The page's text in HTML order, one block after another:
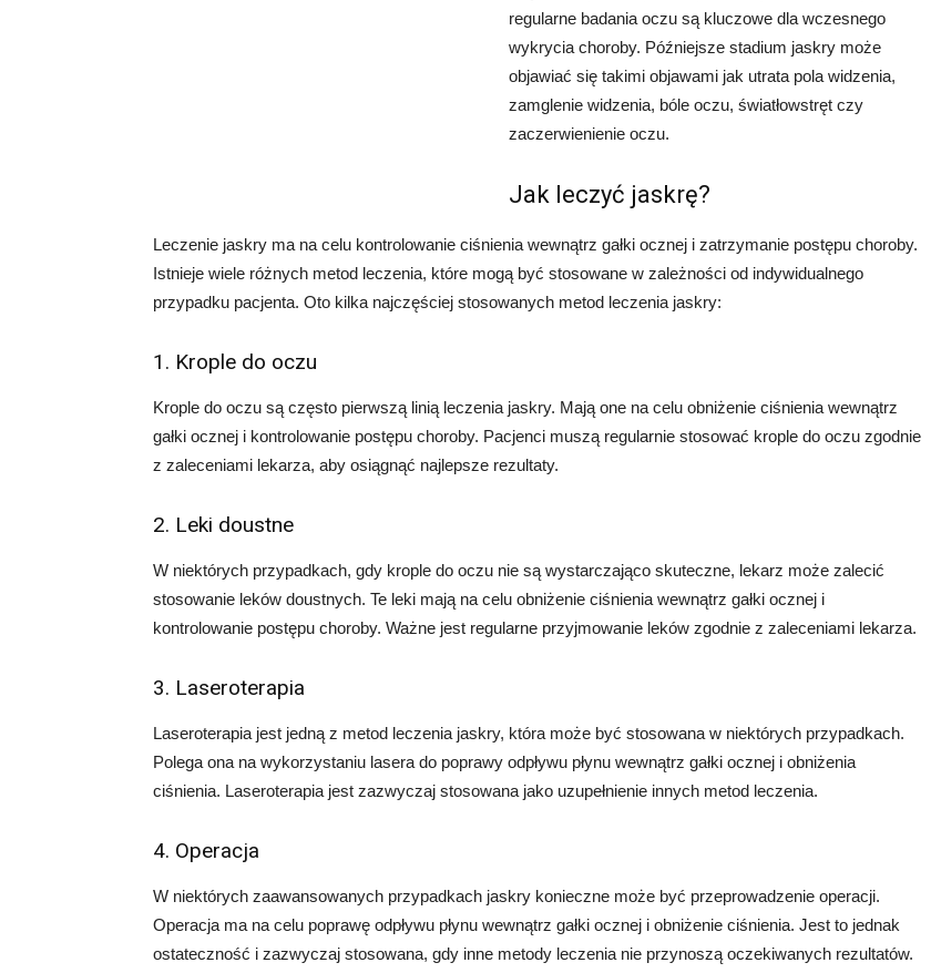
regularne badania oczu są kluczowe dla wczesnego
wykrycia choroby. Późniejsze stadium jaskry może
objawiać się takimi objawami jak utrata pola widzenia,
zamglenie widzenia, bóle oczu, światłowstręt czy
zaczerwienienie oczu.
Jak leczyć jaskrę?
Leczenie jaskry ma na celu kontrolowanie ciśnienia wewnątrz gałki ocznej i zatrzymanie postępu choroby.
Istnieje wiele różnych metod leczenia, które mogą być stosowane w zależności od indywidualnego
przypadku pacjenta. Oto kilka najczęściej stosowanych metod leczenia jaskry:
1. Krople do oczu
Krople do oczu są często pierwszą linią leczenia jaskry. Mają one na celu obniżenie ciśnienia wewnątrz
gałki ocznej i kontrolowanie postępu choroby. Pacjenci muszą regularnie stosować krople do oczu zgodnie
z zaleceniami lekarza, aby osiągnąć najlepsze rezultaty.
2. Leki doustne
W niektórych przypadkach, gdy krople do oczu nie są wystarczająco skuteczne, lekarz może zalecić
stosowanie leków doustnych. Te leki mają na celu obniżenie ciśnienia wewnątrz gałki ocznej i
kontrolowanie postępu choroby. Ważne jest regularne przyjmowanie leków zgodnie z zaleceniami lekarza.
3. Laseroterapia
Laseroterapia jest jedną z metod leczenia jaskry, która może być stosowana w niektórych przypadkach.
Polega ona na wykorzystaniu lasera do poprawy odpływu płynu wewnątrz gałki ocznej i obniżenia
ciśnienia. Laseroterapia jest zazwyczaj stosowana jako uzupełnienie innych metod leczenia.
4. Operacja
W niektórych zaawansowanych przypadkach jaskry konieczne może być przeprowadzenie operacji.
Operacja ma na celu poprawę odpływu płynu wewnątrz gałki ocznej i obniżenie ciśnienia. Jest to jednak
ostateczność i zazwyczaj stosowana, gdy inne metody leczenia nie przynoszą oczekiwanych rezultatów.